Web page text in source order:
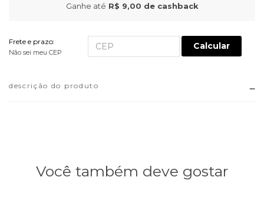
Ganhe até R$ 9,00 de cashback
Frete e prazo:
Não sei meu CEP
Calcular
descrição do produto
Você também deve gostar